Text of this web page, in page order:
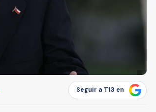
Seguir a T13 en